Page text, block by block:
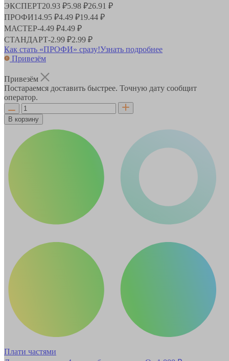
ЭКСПЕРТ20.93 ₽5.98 ₽26.91 ₽
ПРОФИ14.95 ₽4.49 ₽19.44 ₽
МАСТЕР-4.49 ₽4.49 ₽
СТАНДАРТ-2.99 ₽2.99 ₽
Как стать «ПРОФИ» сразу!Узнать подробнее
Привезём
Привезём
Постараемся доставить быстрее. Точную дату сообщит
оператор.
В корзину
Плати частями